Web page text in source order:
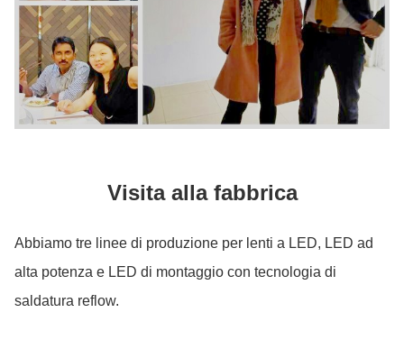
Visita alla fabbrica
Abbiamo tre linee di produzione per lenti a LED, LED ad
alta potenza e LED di montaggio con tecnologia di
saldatura reflow.